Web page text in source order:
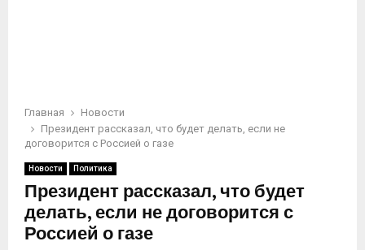
Главная
Новости
Президент рассказал, что будет делать, если не
договорится с Россией о газе
Новости Политика
Президент рассказал, что будет
делать, если не договорится с
Россией о газе